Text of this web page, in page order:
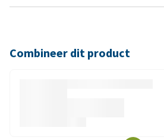
Combineer dit product